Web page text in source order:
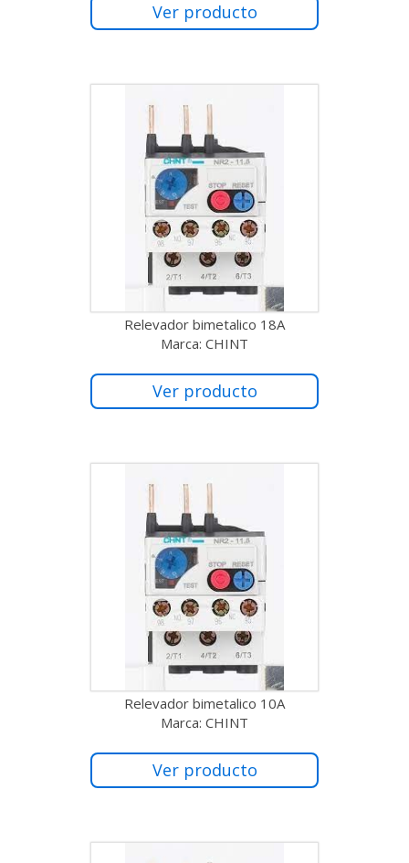
Ver producto
Relevador bimetalico 18A
Marca: CHINT
Ver producto
Relevador bimetalico 10A
Marca: CHINT
Ver producto